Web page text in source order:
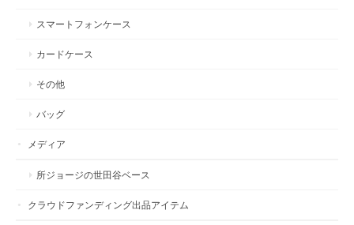
スマートフォンケース
カードケース
その他
バッグ
メディア
所ジョージの世田谷ベース
クラウドファンディング出品アイテム